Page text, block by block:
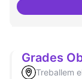
Grades
Treballem